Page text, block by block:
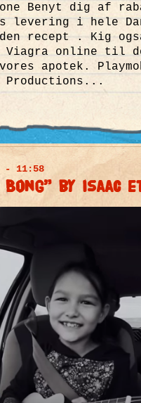
Benyt dig af
levering i hele
recept . Kig
Viagra online til
apotek.
Productions...
- 11:58
Bong” by Isaac